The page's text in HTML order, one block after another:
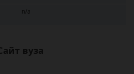
n/a
вуза